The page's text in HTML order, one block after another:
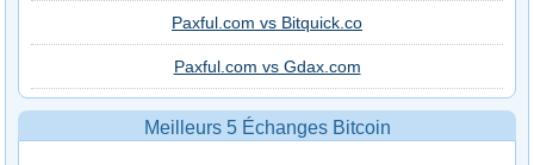
Paxful.com vs Bitquick.co
Paxful.com vs Gdax.com
Meilleurs 5 Échanges Bitcoin